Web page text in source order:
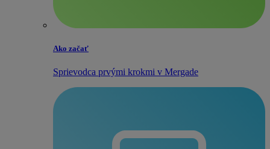
Ako začať
Sprievodca prvými krokmi v Mergade